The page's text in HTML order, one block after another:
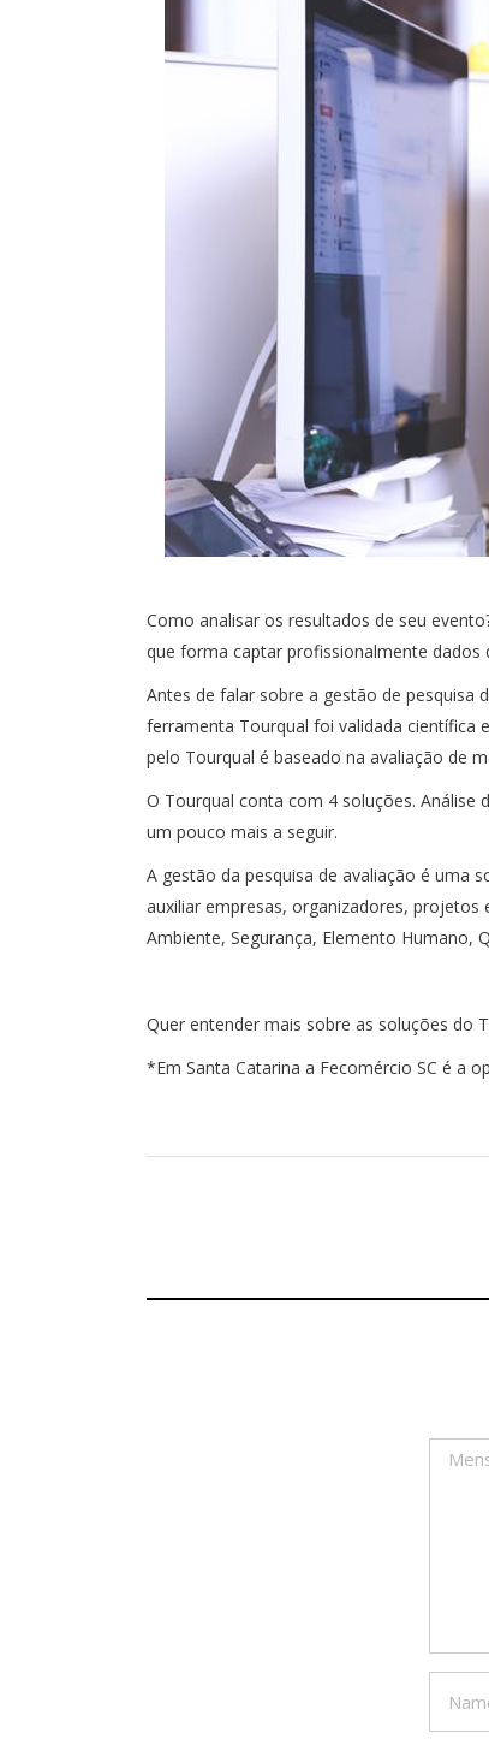
Como analisar os resultados de seu
que forma captar profissionalmente dados
Antes de falar sobre a gestão de pesquisa
ferramenta Tourqual foi validada científica
pelo Tourqual é baseado na avaliação de
O Tourqual conta com 4 soluções.
um pouco mais a seguir.
A gestão da pesquisa de avaliação é uma
auxiliar empresas, organizadores,
Ambiente, Segurança, Elemento Humano,
Quer entender mais sobre as soluções do
*Em Santa Catarina a Fecomércio SC é a